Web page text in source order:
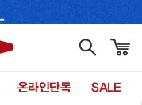
온라인단독 SALE